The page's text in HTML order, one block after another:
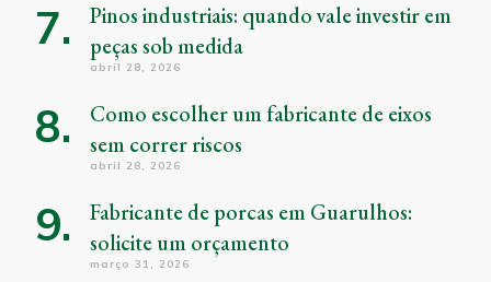
Pinos industriais: quando vale investir em
peças sob medida
abril 28, 2026
Como escolher um fabricante de eixos
sem correr riscos
abril 28, 2026
Fabricante de porcas em Guarulhos:
solicite um orçamento
março 31, 2026